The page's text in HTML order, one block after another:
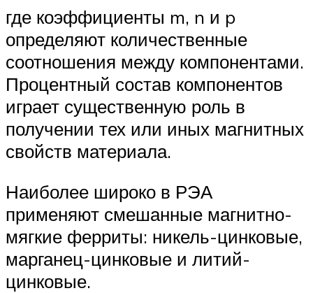
где коэффициенты m, n и p
определяют количественные
соотношения между компонентами.
Процентный состав компонентов
играет существенную роль в
получении тех или иных магнитных
свойств материала.
Наиболее широко в РЭА
применяют смешанные магнитно-
мягкие ферриты: никель-цинковые,
марганец-цинковые и литий-
цинковые.